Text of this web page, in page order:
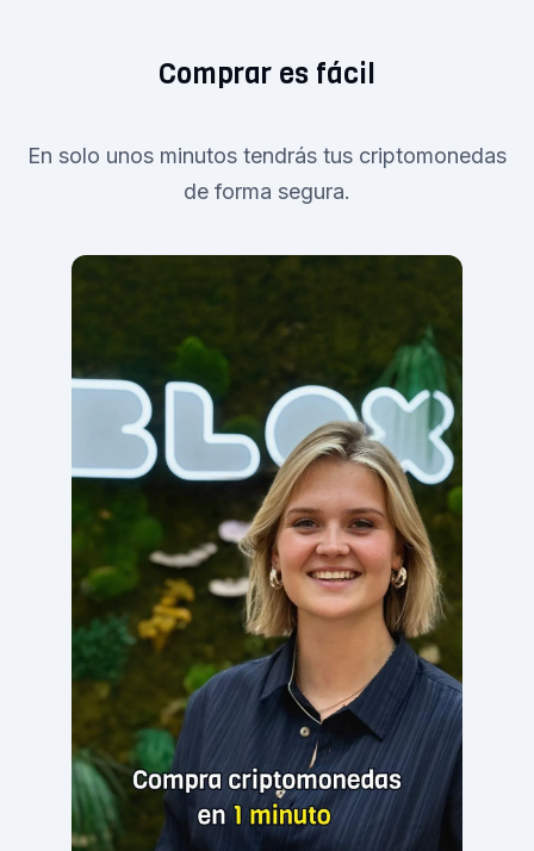
Comprar es fácil
En solo unos minutos tendrás tus criptomonedas
de forma segura.